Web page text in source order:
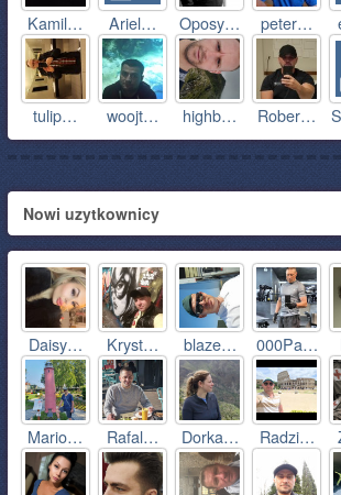
Kamil… Ariel… Oposy… peter…
tulip… woojt… highb… Rober…
Nowi uzytkownicy
Daisy… Kryst… blaze… 000Pa…
Mario… Rafal… Dorka… Radzi…